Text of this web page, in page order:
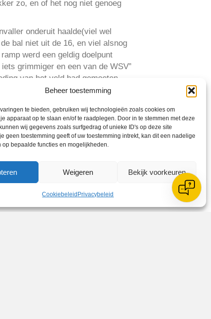
Beheer toestemming
te bieden, gebruiken wij technologieën zoals cookies om
apparaat op te slaan en/of te raadplegen. Door in te stemmen met deze
wij gegevens zoals surfgedrag of unieke ID's op deze site
geen toestemming geeft of uw toestemming intrekt, kan dit een nadelige
op bepaalde functies en mogelijkheden.
Weigeren Bekijk voorkeuren
Cookiebeleid Privacybeleid
zo, en of het nog niet genoeg
onderuit haalde(viel wel
bal niet uit de 16, en viel alsnog
werd een geldig doelpunt
grimmiger en een van de WSV”
van het veld had gemoeten.